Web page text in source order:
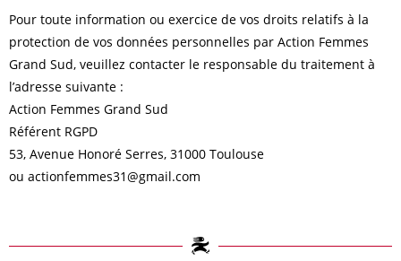
Pour toute information ou exercice de vos droits relatifs à la
protection de vos données personnelles par Action Femmes
Grand Sud, veuillez contacter le responsable du traitement à
l’adresse suivante :
Action Femmes Grand Sud
Référent RGPD
53, Avenue Honoré Serres, 31000 Toulouse
ou actionfemmes31@gmail.com